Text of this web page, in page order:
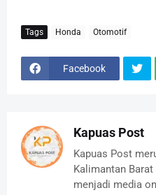
Tags Honda Otomotif
Facebook
Kapuas Post
Kapuas Post
Kalimantan
menjadi media